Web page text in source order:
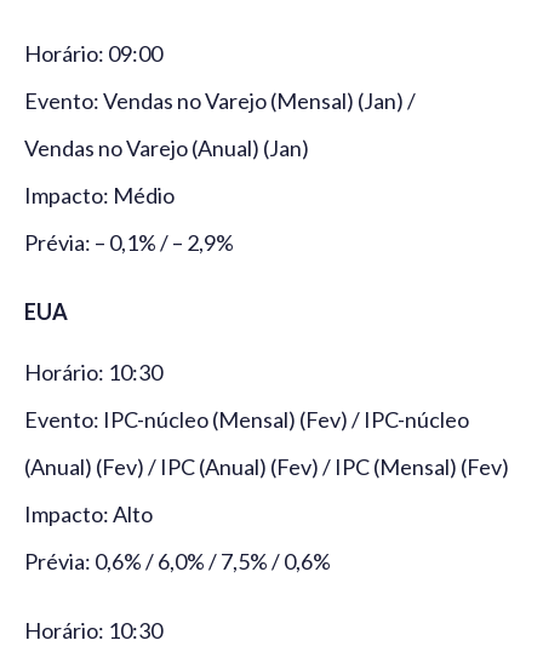
Horário: 09:00
Evento: Vendas no Varejo (Mensal) (Jan) /
Vendas no Varejo (Anual) (Jan)
Impacto: Médio
Prévia: – 0,1% / – 2,9%
EUA
Horário: 10:30
Evento: IPC-núcleo (Mensal) (Fev) / IPC-núcleo
(Anual) (Fev) / IPC (Anual) (Fev) / IPC (Mensal) (Fev)
Impacto: Alto
Prévia: 0,6% / 6,0% / 7,5% / 0,6%
Horário: 10:30